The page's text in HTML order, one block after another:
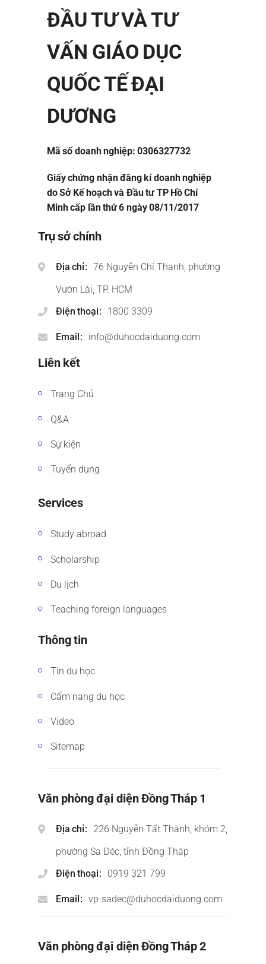
ĐẦU TƯ VÀ TƯ
VẤN GIÁO DỤC
QUỐC TẾ ĐẠI
DƯƠNG
Mã số doanh nghiệp: 0306327732
Giấy chứng nhận đăng kí doanh nghiệp
do Sở Kế hoạch và Đầu tư TP Hồ Chí
Minh cấp lần thứ 6 ngày 08/11/2017
Trụ sở chính
Địa chỉ
76 Nguyễn Chí Thanh, phường
Vườn Lài, TP. HCM
Điện thoại
1800 3309
Email info@duhocdaiduong.com
Liên kết
Trang Chủ
Q&A
Sự kiện
Tuyển dụng
Services
Study abroad
Scholarship
Du lịch
Teaching foreign languages
Thông tin
Tin du học
Cẩm nang du học
Video
Sitemap
Văn phòng đại diện Đồng Tháp 1
Địa chỉ
226 Nguyễn Tất Thành, khóm 2,
phường Sa Đéc, tỉnh Đồng Tháp
Điện thoại
0919 321 799
Email vp-sadec@duhocdaiduong.com
Văn phòng đại diện Đồng Tháp 2